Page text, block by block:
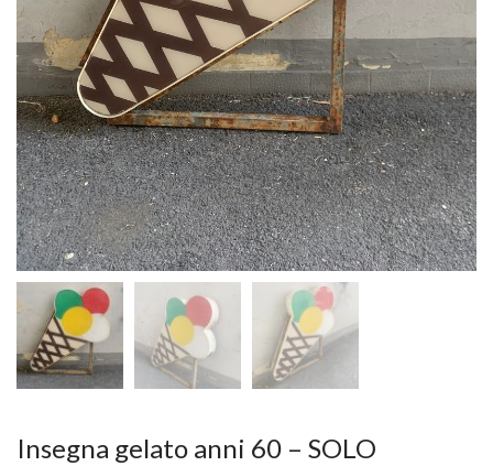
Insegna gelato anni 60 – SOLO